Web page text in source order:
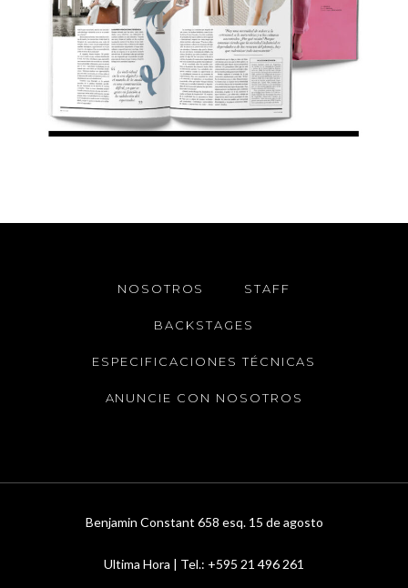
NOSOTROS STAFF
BACKSTAGES
ESPECIFICACIONES TÉCNICAS
ANUNCIE CON NOSOTROS
Benjamin Constant 658 esq. 15 de agosto
Ultima Hora | Tel.: +595 21 496 261